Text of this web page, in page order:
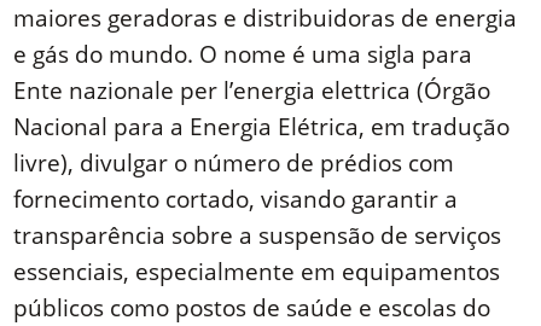
maiores geradoras e distribuidoras de energia
e gás do mundo. O nome é uma sigla para
Ente nazionale per l’energia elettrica (Órgão
Nacional para a Energia Elétrica, em tradução
livre), divulgar o número de prédios com
fornecimento cortado, visando garantir a
transparência sobre a suspensão de serviços
essenciais, especialmente em equipamentos
públicos como postos de saúde e escolas do